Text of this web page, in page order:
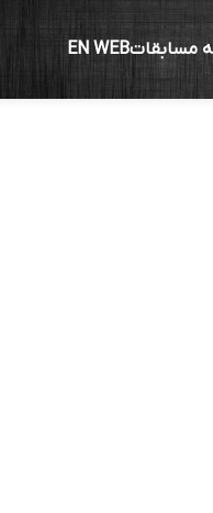
مسابقاتEN WEB